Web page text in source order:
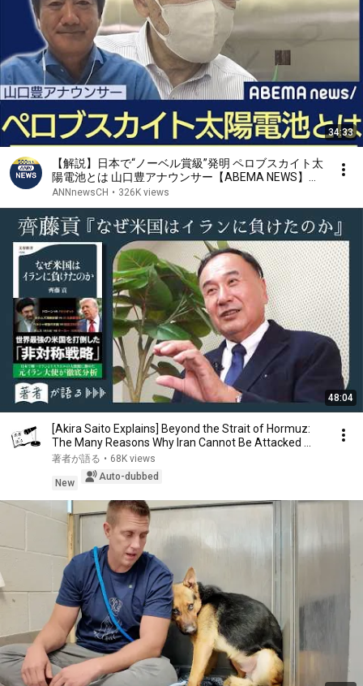
34:33
【解説】日本で“ノーベル賞級”発明 ペロブスカイト太
陽電池とは 山口豊アナウンサー【ABEMA NEWS】
(2023年9月29日)
ANNnewsCH • 326K views
48:04
[Akira Saito Explains] Beyond the Strait of Hormuz:
The Many Reasons Why Iran Cannot Be Attacked ...
著者が語る • 68K views
New
Auto-dubbed